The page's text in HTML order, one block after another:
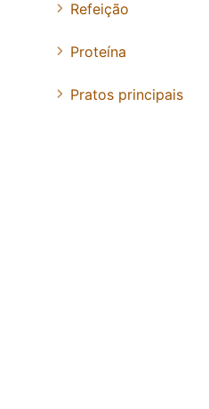
Refeição
Proteína
Pratos principais